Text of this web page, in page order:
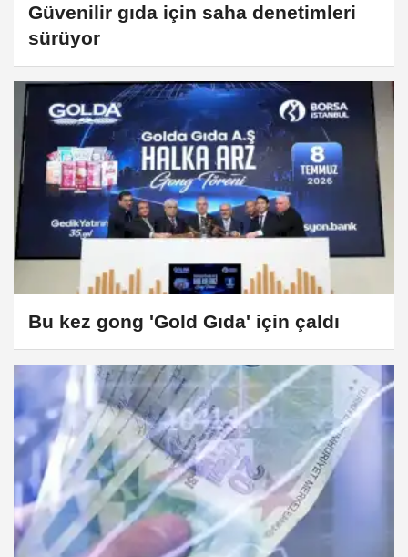
Güvenilir gıda için saha denetimleri
sürüyor
Bu kez gong 'Gold Gıda' için çaldı